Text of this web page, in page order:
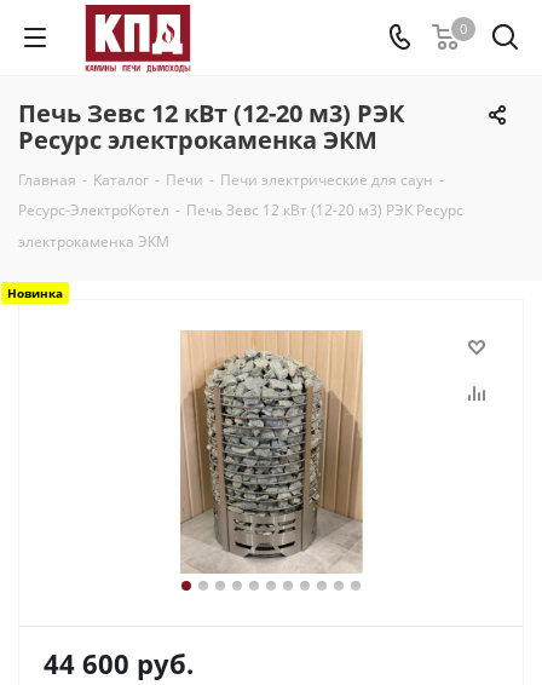
0
Печь Зевс 12 кВт (12-20 м3) РЭК
Ресурс электрокаменка ЭКМ
Главная - Каталог - Печи - Печи электрические для саун -
Ресурс-ЭлектроКотел - Печь Зевс 12 кВт (12-20 м3) РЭК Ресурс
электрокаменка ЭКМ
Новинка
44 600 руб.